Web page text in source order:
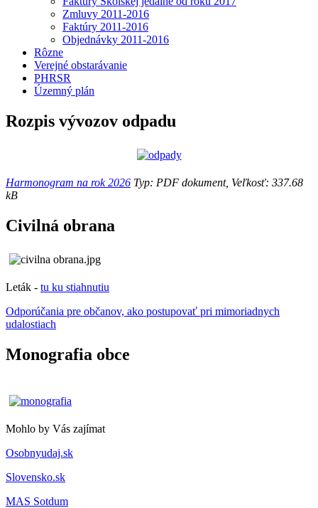
Zmluvy 2011-2016
Faktúry 2011-2016
Objednávky 2011-2016
Rôzne
Verejné obstarávanie
PHRSR
Územný plán
Rozpis vývozov odpadu
Harmonogram na rok 2026 Typ: PDF dokument, Veľkosť: 337.68
kB
Civilná obrana
Leták - tu ku stiahnutiu
Odporúčania pre občanov, ako postupovať pri mimoriadnych
udalostiach
Monografia obce
Mohlo by Vás zajímat
Osobnyudaj.sk
Slovensko.sk
MAS Sotdum